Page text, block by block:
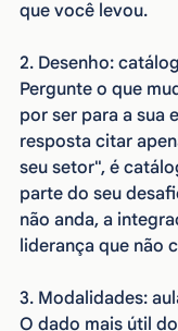
que você levou.
2. Desenho:
Pergunte o que
por ser para a sua
resposta citar
seu setor", é
parte do seu
não anda, a
liderança que não
3. Modalidades:
O dado mais útil